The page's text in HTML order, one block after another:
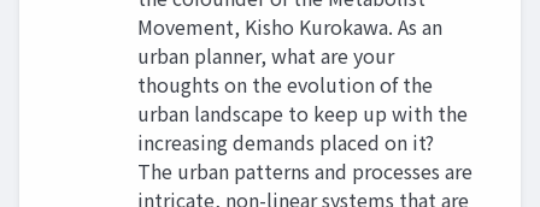
Movement, Kisho Kurokawa. As an
urban planner, what are your
thoughts on the evolution of the
urban landscape to keep up with the
increasing demands placed on it?
The urban patterns and processes are
intricate, non-linear systems that are